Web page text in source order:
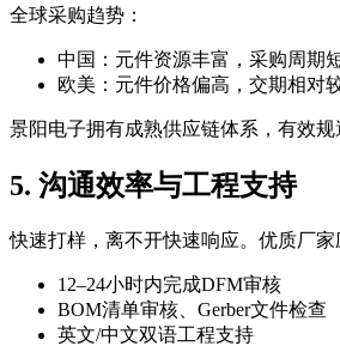
全球采购趋势：
中国：元件资源丰富，采购周期
欧美：元件价格偏高，交期相对
景阳电子拥有成熟供应链体系，有效规
5. 沟通效率与工程支持
快速打样，离不开快速响应。优质厂家
12–24小时内完成DFM审核
BOM清单审核、Gerber文件检查
英文/中文双语工程支持